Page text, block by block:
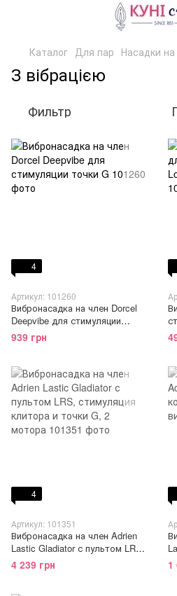
Каталог Для пар Насадки
З вібрацією
Фильтр
4
Артикул: 101260
Вибронасадка на член Dorcel
Deepvibe для стимуляции
точки G
939 грн
4
Артикул: 101351
Вибронасадка на член Adrien
Lastic Gladiator с пультом LRS,
стимуляция клитора и точки
G, 2 мотора
4 239 грн 1